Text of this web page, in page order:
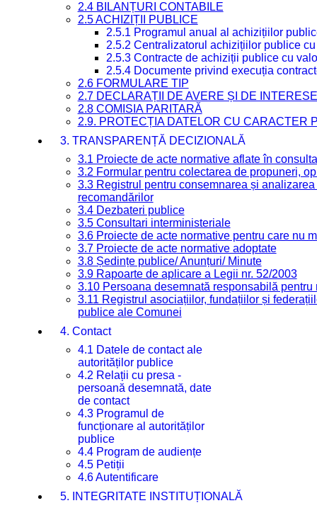
2.4 BILANȚURI CONTABILE
2.5 ACHIZIȚII PUBLICE
2.5.1 Programul anual al achizițiilor
2.5.2 Centralizatorul achizițiilor publice
2.5.3 Contracte de achiziții publice cu
2.5.4 Documente privind execuția
2.6 FORMULARE TIP
2.7 DECLARAȚII DE AVERE ȘI DE INTERESE
2.8 COMISIA PARITARĂ
2.9. PROTECȚIA DATELOR CU CARACTER
3. TRANSPARENȚĂ DECIZIONALĂ
3.1 Proiecte de acte normative aflate în
3.2 Formular pentru colectarea de propuneri,
3.3 Registrul pentru consemnarea și
recomandărilor
3.4 Dezbateri publice
3.5 Consultari interministeriale
3.6 Proiecte de acte normative pentru care nu
3.7 Proiecte de acte normative adoptate
3.8 Ședințe publice/ Anunțuri/ Minute
3.9 Rapoarte de aplicare a Legii nr. 52/2003
3.10 Persoana desemnată responsabilă
3.11 Registrul asociațiilor, fundațiilor și
publice ale Comunei
4. Contact
4.1 Datele de contact ale
autorităților publice
4.2 Relații cu presa -
persoană desemnată, date
de contact
4.3 Programul de
funcționare al autorităților
publice
4.4 Program de audiențe
4.5 Petiții
4.6 Autentificare
5. INTEGRITATE INSTITUȚIONALĂ